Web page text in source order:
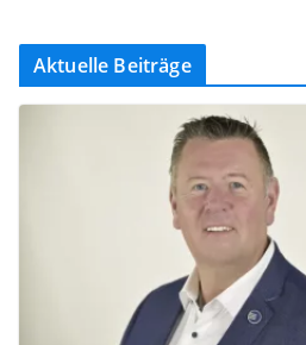
Aktuelle Beiträge